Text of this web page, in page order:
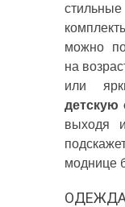
можно
на
или
детскую
выходя
моднице